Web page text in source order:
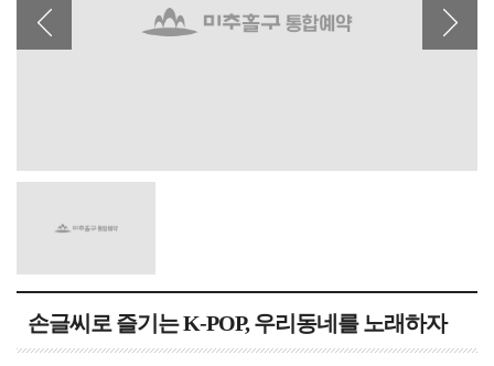
손글씨로 즐기는 K-POP, 우리동네를 노래하자